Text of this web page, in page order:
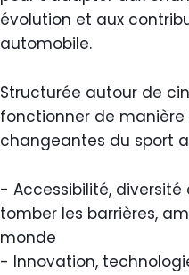
évolution et aux
automobile.
Structurée autour de
fonctionner de
changeantes du sport
- Accessibilité,
tomber les barrières,
monde
- Innovation,